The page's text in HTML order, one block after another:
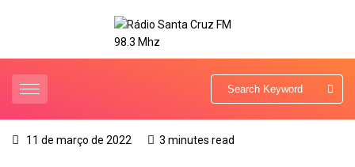
11 de março de 2022 3 minutes read